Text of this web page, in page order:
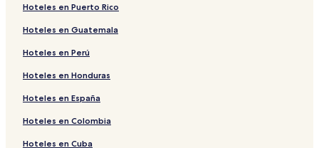
Hostales en Agadir-Ida ou Tanane
Hoteles con alberca en Taghazout
Hoteles en Temsia
Hostales en Taghazout
Hoteles cerca de Poste de Police
Hoteles 3 estrellas en Taghazout
Hoteles cerca de Puerto deportivo de Agadir
Hoteles en Puerto Rico
Hoteles en Guatemala
Hoteles en Perú
Hoteles en Honduras
Hoteles en España
Hoteles en Colombia
Hoteles en Cuba